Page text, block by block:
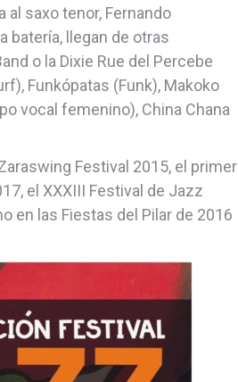
al saxo tenor, Fernando
batería, llegan de otras
o la Dixie Rue del Percebe
Funkópatas (Funk), Makoko
vocal femenino), China Chana
Festival 2015, el primer
el XXXIII Festival de Jazz
en las Fiestas del Pilar de 2016